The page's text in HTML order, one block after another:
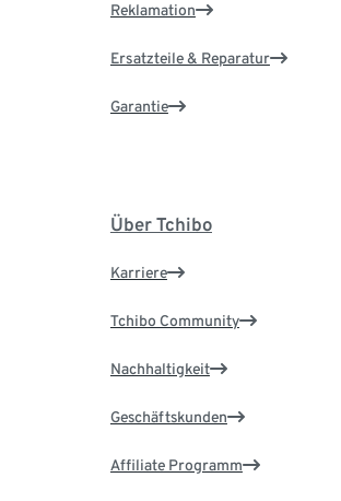
Reklamation
Ersatzteile & Reparatur
Garantie
Über Tchibo
Karriere
Tchibo Community
Nachhaltigkeit
Geschäftskunden
Affiliate Programm